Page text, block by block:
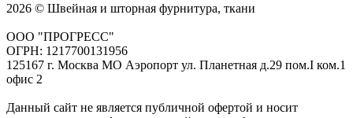
2026 © Швейная и шторная фурнитура, ткани
ООО "ПРОГРЕСС"
ОГРН: 1217700131956
125167 г. Москва МО Аэропорт ул. Планетная д.29 пом.I ком.1
офис 2
Данный сайт не является публичной офертой и носит